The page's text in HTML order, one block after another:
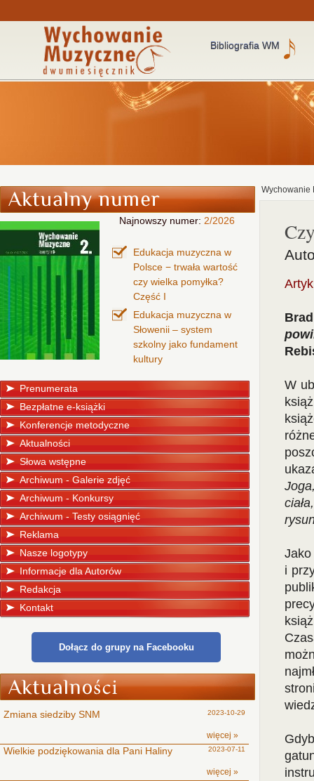
Bibliografia WM
Najnowszy numer: 2/2026
Edukacja muzyczna w
Polsce − trwała wartość
czy wielka pomyłka?
Część I
Edukacja muzyczna w
Słowenii – system
szkolny jako fundament
kultury
Prenumerata
Bezpłatne e-książki
Konferencje metodyczne
Aktualności
Słowa wstępne
Archiwum - Galerie zdjęć
Archiwum - Konkursy
Archiwum - Testy osiągnięć
Reklama
Nasze logotypy
Informacje dla Autorów
Redakcja
Kontakt
Dołącz do grupy na Facebooku
Zmiana siedziby SNM 2023-10-29
więcej »
Wielkie podziękowania dla Pani Haliny 2023-07-11
więcej »
Wychowanie
W
Jako
i